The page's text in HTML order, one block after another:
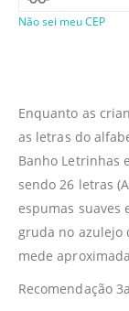
Não sei meu CEP
Enquanto as
as letras do
Banho Letrinhas
sendo 26 letras
espumas suaves
gruda no azulejo
mede
Recomendação